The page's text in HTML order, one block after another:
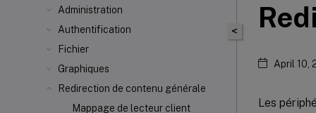
Administration
Authentification
Fichier
Graphiques
Redirection de contenu générale
Mappage de lecteur client
<
April 10,
Les